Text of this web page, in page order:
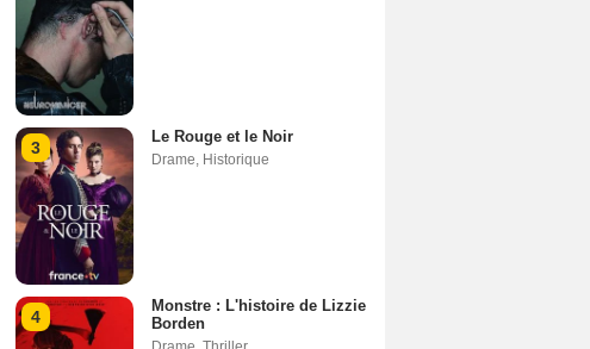
3
Le Rouge et le Noir
Drame, Historique
4
Monstre : L'histoire de Lizzie
Borden